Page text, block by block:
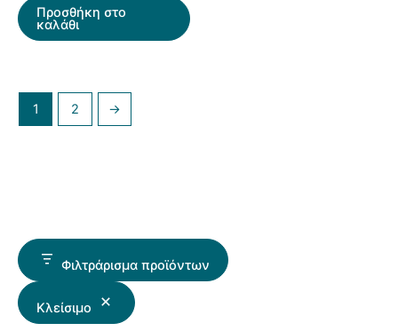
Φιλτράρισμα προϊόντων
Κλείσιμο
Προσθήκη στο
καλάθι
1 2 →